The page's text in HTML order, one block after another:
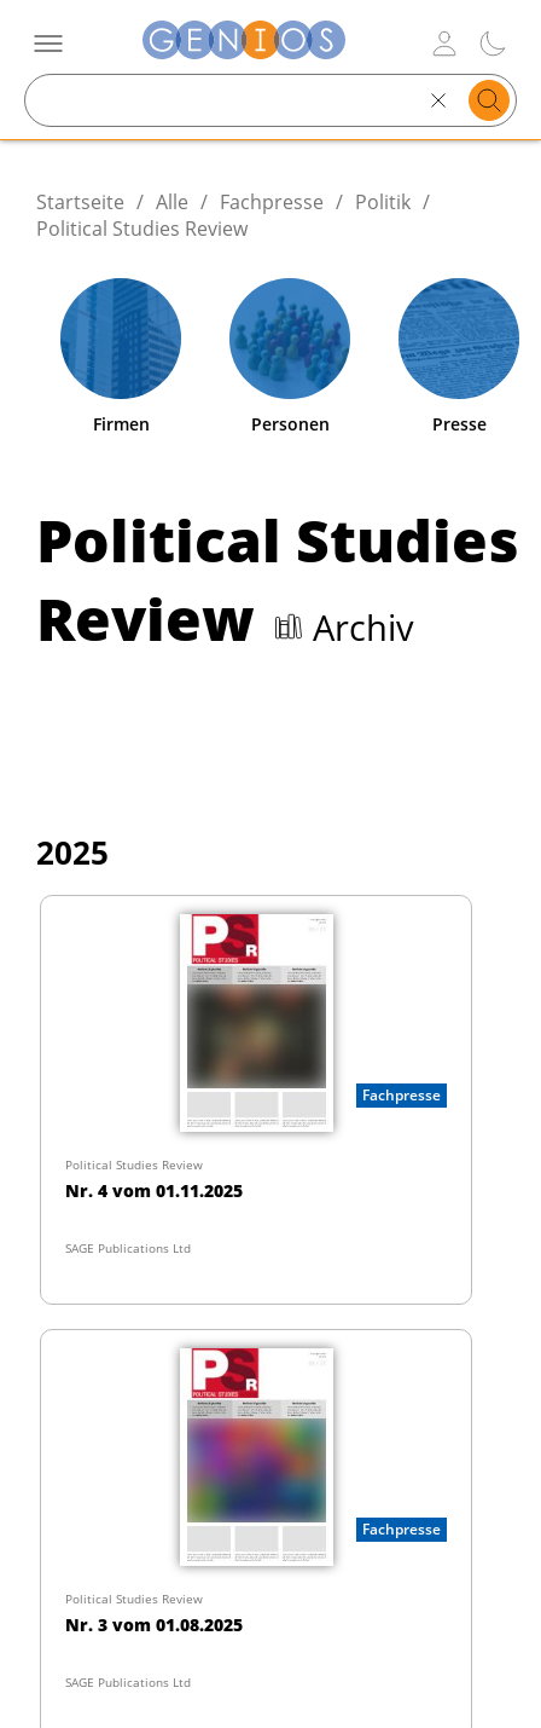
text
Startseite / Alle / Fachpresse / Politik /
Political Studies Review
Firmen Personen Presse
Political Studies
Review
Archiv
2025
Fachpresse
Political Studies Review
Nr. 4 vom 01.11.2025
SAGE Publications Ltd
Fachpresse
Political Studies Review
Nr. 3 vom 01.08.2025
SAGE Publications Ltd